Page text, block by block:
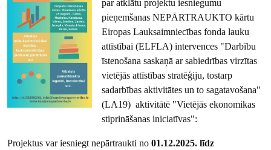
par atklātu projektu iesniegumu
pieņemšanas NEPĀRTRAUKTO kārtu
Eiropas Lauksaimniecības fonda lauku
attīstībai (ELFLA) intervences "Darbību
īstenošana saskaņā ar sabiedrības virzītas
vietējās attīstības stratēģiju, tostarp
sadarbības aktivitātes un to sagatavošana"
(LA19) aktivitātē "Vietējās ekonomikas
stiprināšanas iniciatīvas":
Projektus var iesniegt nepārtraukti no01.12.2025. līdz